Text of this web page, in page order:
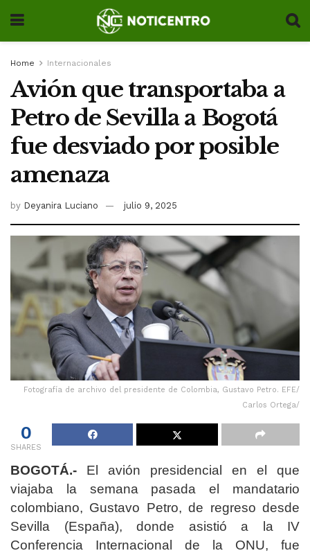
Home Internacionales
Avión que transportaba a
Petro de Sevilla a Bogotá
fue desviado por posible
amenaza
by Deyanira Luciano julio 9, 2025
Fotografía de archivo del presidente de Colombia, Gustavo Petro. EFE/
Carlos Ortega/
0
SHARES
BOGOTÁ.- El avión presidencial en el que
viajaba la semana pasada el mandatario
colombiano, Gustavo Petro, de regreso desde
Sevilla (España), donde asistió a la IV
Conferencia Internacional de la ONU, fue